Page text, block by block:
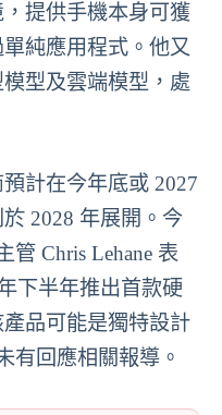
提供手機本身可獲
純應用程式。他又
型及雲端模型，處
計在今年底或 2027
2028 年展開。今
管 Chris Lehane 表
下半年推出首款硬
品可能是獨特設計
有回應相關報導。